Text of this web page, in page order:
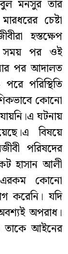
মনসুর তার
চেষ্টা
হস্তক্ষেপ
সময় পর ওই
পর আদালত
পরিস্থিতি
কোনো
ঘটনায়
বিষয়ে
পরিষদের
হাসান আলী
কোনো
করেনি। যদি
অপরাধ।
তাকে আইনের